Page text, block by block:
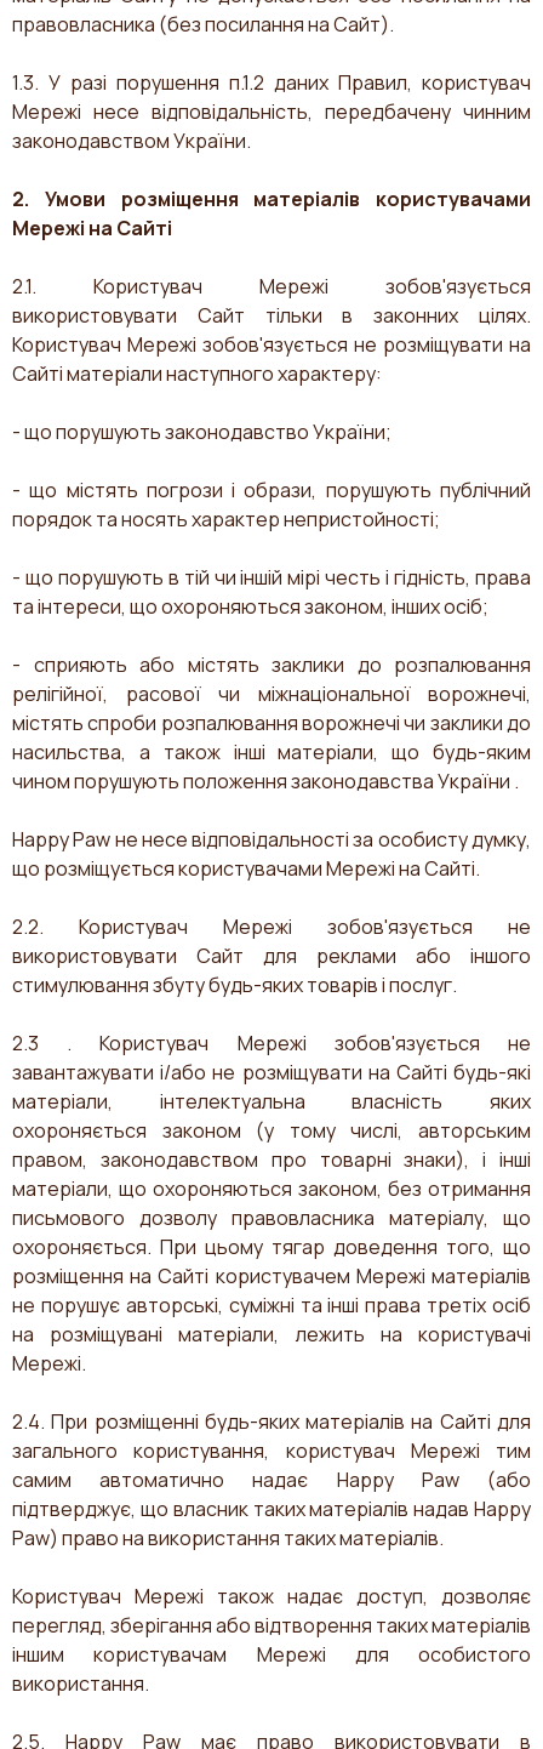
правовласника (без посилання на Сайт).
1.3. У разі порушення п.1.2 даних Правил, користувач
Мережі несе відповідальність, передбачену чинним
законодавством України.
2. Умови розміщення матеріалів користувачами
Мережі на Сайті
2.1. Користувач Мережі зобов'язується
використовувати Сайт тільки в законних цілях.
Користувач Мережі зобов'язується не розміщувати на
Сайті матеріали наступного характеру:
- що порушують законодавство України;
- що містять погрози і образи, порушують публічний
порядок та носять характер непристойності;
- що порушують в тій чи іншій мірі честь і гідність, права
та інтереси, що охороняються законом, інших осіб;
- сприяють або містять заклики до розпалювання
релігійної, расової чи міжнаціональної ворожнечі,
містять спроби розпалювання ворожнечі чи заклики до
насильства, а також інші матеріали, що будь-яким
чином порушують положення законодавства України .
Happy Paw не несе відповідальності за особисту думку,
що розміщується користувачами Мережі на Сайті.
2.2. Користувач Мережі зобов'язується не
використовувати Сайт для реклами або іншого
стимулювання збуту будь-яких товарів і послуг.
2.3 . Користувач Мережі зобов'язується не
завантажувати і/або не розміщувати на Сайті будь-які
матеріали, інтелектуальна власність яких
охороняється законом (у тому числі, авторським
правом, законодавством про товарні знаки), і інші
матеріали, що охороняються законом, без отримання
письмового дозволу правовласника матеріалу, що
охороняється. При цьому тягар доведення того, що
розміщення на Сайті користувачем Мережі матеріалів
не порушує авторські, суміжні та інші права третіх осіб
на розміщувані матеріали, лежить на користувачі
Мережі.
2.4. При розміщенні будь-яких матеріалів на Сайті для
загального користування, користувач Мережі тим
самим автоматично надає Happy Paw (або
підтверджує, що власник таких матеріалів надав Happy
Paw) право на використання таких матеріалів.
Користувач Мережі також надає доступ, дозволяє
перегляд, зберігання або відтворення таких матеріалів
іншим користувачам Мережі для особистого
використання.
2.5. Happy Paw має право використовувати в